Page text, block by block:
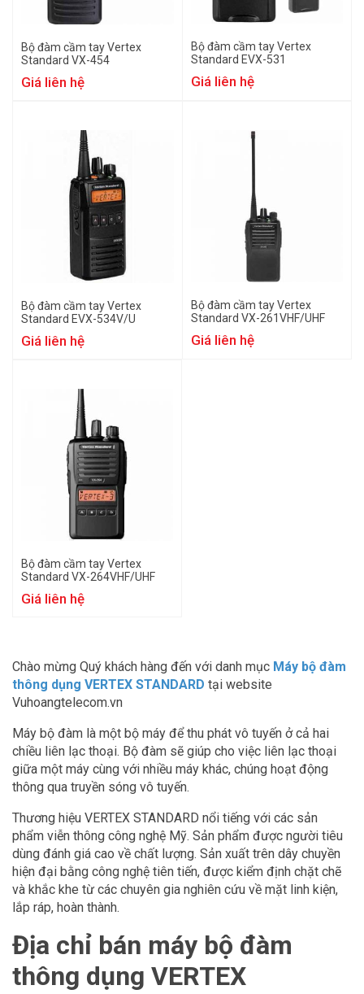
Bộ đàm cầm tay Vertex
Standard VX-454
Giá liên hệ
Bộ đàm cầm tay Vertex
Standard EVX-531
Giá liên hệ
Bộ đàm cầm tay Vertex
Standard EVX-534V/U
Giá liên hệ
Bộ đàm cầm tay Vertex
Standard VX-261VHF/UHF
Giá liên hệ
Bộ đàm cầm tay Vertex
Standard VX-264VHF/UHF
Giá liên hệ
Chào mừng Quý khách hàng đến với danh mục Máy bộ đàm
thông dụng VERTEX STANDARD tại website
Vuhoangtelecom.vn
Máy bộ đàm là một bộ máy để thu phát vô tuyến ở cả hai
chiều liên lạc thoại. Bộ đàm sẽ giúp cho việc liên lạc thoại
giữa một máy cùng với nhiều máy khác, chúng hoạt động
thông qua truyền sóng vô tuyến.
Thương hiệu VERTEX STANDARD nổi tiếng với các sản
phẩm viễn thông công nghệ Mỹ. Sản phẩm được người tiêu
dùng đánh giá cao về chất lượng. Sản xuất trên dây chuyền
hiện đại bằng công nghệ tiên tiến, được kiểm định chặt chẽ
và khắc khe từ các chuyên gia nghiên cứu về mặt linh kiện,
lắp ráp, hoàn thành.
Địa chỉ bán máy bộ đàm
thông dụng VERTEX